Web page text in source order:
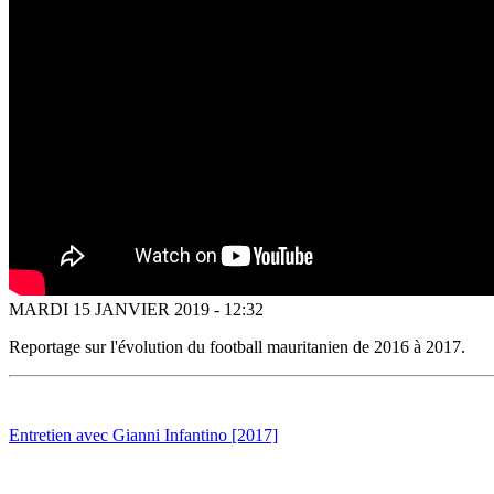
MARDI 15 JANVIER 2019 - 12:32
Reportage sur l'évolution du football mauritanien de 2016 à 2017.
Entretien avec Gianni Infantino [2017]